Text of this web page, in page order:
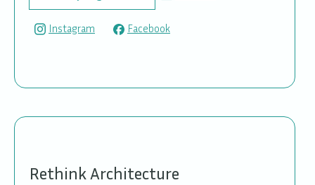
Instagram Facebook
Rethink Architecture